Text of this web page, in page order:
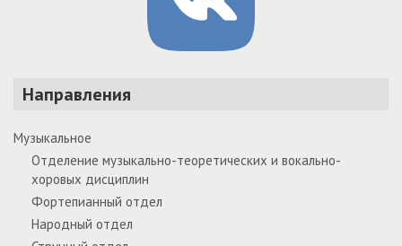
Направления
Музыкальное
Отделение музыкально-теоретических и вокально-
хоровых дисциплин
Фортепианный отдел
Народный отдел